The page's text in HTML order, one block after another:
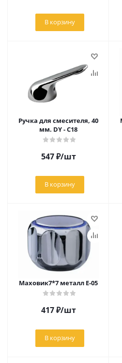
В корзину
Ручка для смесителя, 40
мм. DY - C18
547₽/шт
В корзину
Маховик7*7 металл Е-05
417₽/шт
В корзину